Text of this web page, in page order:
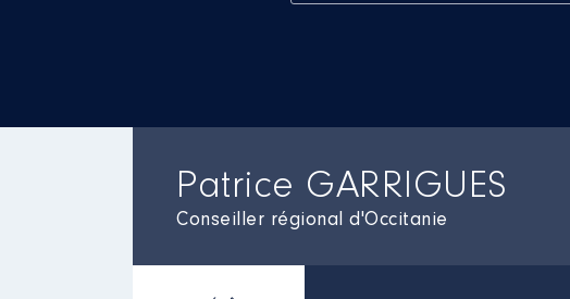
Patrice GARRIGUES
Conseiller régional d'Occitanie